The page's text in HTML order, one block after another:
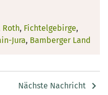
Roth, Fichtelgebirge,
Jura, Bamberger Land
Nächste Nachricht